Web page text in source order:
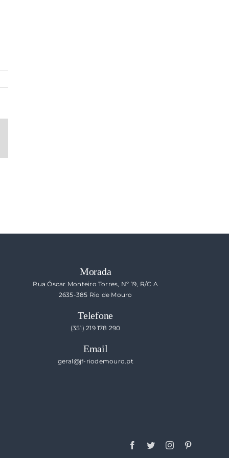
Morada
Rua Óscar Monteiro Torres, Nº 19, R/C A
2635-385 Rio de Mouro
Telefone
(351) 219 178 290
Email
geral@jf-riodemouro.pt
Facebook
TwitterInstagram